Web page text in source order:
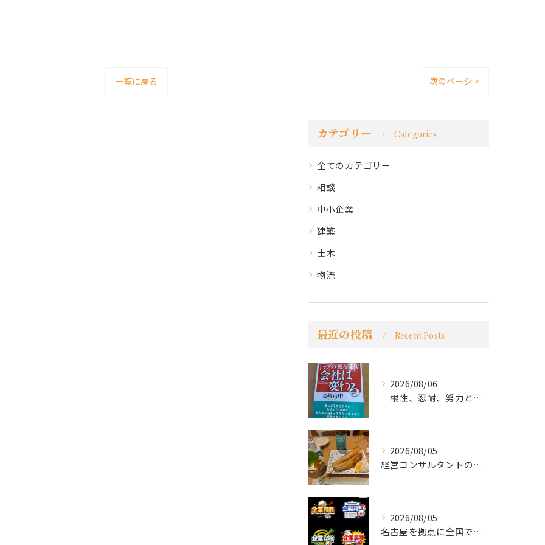
一覧に戻る 次のページ >
カテゴリー Categories
全てのカテゴリー
相談
中小企業
建築
土木
物流
最近の投稿 Recent Posts
2026/08/06
『根性、忍耐、努力という言葉は死語なのか』
2026/08/05
経営コンサルタントのモーちゃん・毛利京申です。
2026/08/05
名古屋を拠点に全国で活動する 経営コンサルタントの 毛利京申...